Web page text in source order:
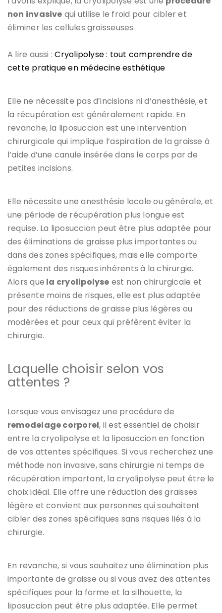
non invasive qui utilise le froid pour cibler et
éliminer les cellules graisseuses.
A lire aussi :Cryolipolyse : tout comprendre de
cette pratique en médecine esthétique
Elle ne nécessite pas d’incisions ni d’anesthésie, et
la récupération est généralement rapide. En
revanche, la liposuccion est une intervention
chirurgicale qui implique l’aspiration de la graisse à
l’aide d’une canule insérée dans le corps par de
petites incisions.
Elle nécessite une anesthésie locale ou générale, et
une période de récupération plus longue est
requise. La liposuccion peut être plus adaptée pour
des éliminations de graisse plus importantes ou
dans des zones spécifiques, mais elle comporte
également des risques inhérents à la chirurgie.
Alors que la cryolipolyse est non chirurgicale et
présente moins de risques, elle est plus adaptée
pour des réductions de graisse plus légères ou
modérées et pour ceux qui préfèrent éviter la
chirurgie.
Laquelle choisir selon vos
attentes ?
Lorsque vous envisagez une procédure de
remodelage corporel, il est essentiel de choisir
entre la cryolipolyse et la liposuccion en fonction
de vos attentes spécifiques. Si vous recherchez une
méthode non invasive, sans chirurgie ni temps de
récupération important, la cryolipolyse peut être le
choix idéal. Elle offre une réduction des graisses
légère et convient aux personnes qui souhaitent
cibler des zones spécifiques sans risques liés à la
chirurgie.
En revanche, si vous souhaitez une élimination plus
importante de graisse ou si vous avez des attentes
spécifiques pour la forme et la silhouette, la
liposuccion peut être plus adaptée. Elle permet